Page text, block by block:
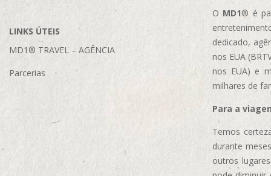
LINKS ÚTEIS
MD1® TRAVEL – AGÊNCIA
Parcerias
O MD1® é
dedicado,
nos EUA
nos EUA) e
milhares de
Para a
Temos
durante
outros